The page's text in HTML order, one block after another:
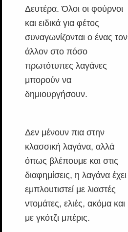
Δευτέρα. Όλοι οι φούρνοι
και ειδικά για φέτος
συναγωνίζονται ο ένας τον
άλλον στο πόσο
πρωτότυπες λαγάνες
μπορούν να
δημιουργήσουν.
Δεν μένουν πια στην
κλασσική λαγάνα, αλλά
όπως βλέπουμε και στις
διαφημίσεις, η λαγάνα έχει
εμπλουτιστεί με λιαστές
ντομάτες, ελιές, ακόμα και
με γκότζι μπέρις.